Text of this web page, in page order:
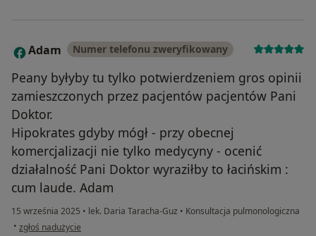
A Adam Numer telefonu zweryfikowany
Peany byłyby tu tylko potwierdzeniem gros opinii
zamieszczonych przez pacjentów pacjentów Pani
Doktor.
Hipokrates gdyby mógł - przy obecnej
komercjalizacji nie tylko medycyny - ocenić
działalność Pani Doktor wyraziłby to łacińskim :
cum laude. Adam
15 września 2025 • lek. Daria Taracha-Guz • Konsultacja pulmonologiczna
• w opinii użytkownika Adam
zgłoś nadużycie